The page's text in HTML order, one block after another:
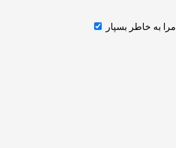
مرا به خاطر بسپار